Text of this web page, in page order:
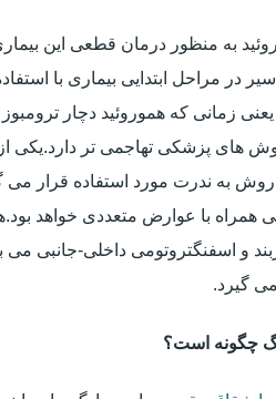
به منظور درمان قطعی این
مراحل ابتدایی بیماری با
زمانی که هموروئید دچار
های پزشکی تهاجمی تر
روش به ندرت مورد استفاده قرار
همراه با عوارض متعددی خواهد
و اسفنگتروتومی داخلی-جانبی
گیرد.
چگونه است؟